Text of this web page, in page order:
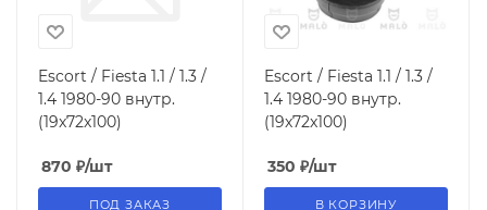
Escort / Fiesta 1.1 / 1.3 /
1.4 1980-90 внутр.
(19x72x100)
870 ₽/шт
ПОД ЗАКАЗ
Escort / Fiesta 1.1 / 1.3 /
1.4 1980-90 внутр.
(19x72x100)
350 ₽/шт
В КОРЗИНУ